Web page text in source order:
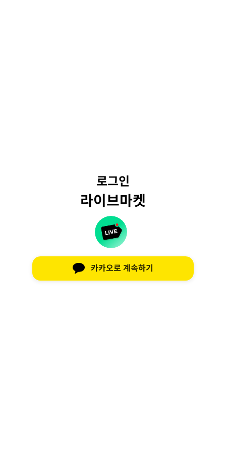
로그인
라이브마켓
카카오로 계속하기